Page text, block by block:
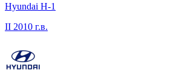
Hyundai H-1
II 2010 г.в.